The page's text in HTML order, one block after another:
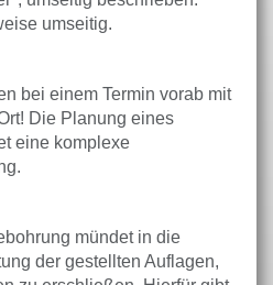
umseitig.
bei einem Termin vorab mit
Die Planung eines
eine komplexe
mündet in die
der gestellten Auflagen,